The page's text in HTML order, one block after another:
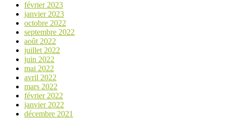
février 2023
janvier 2023
octobre 2022
septembre 2022
août 2022
juillet 2022
juin 2022
mai 2022
avril 2022
mars 2022
février 2022
janvier 2022
décembre 2021